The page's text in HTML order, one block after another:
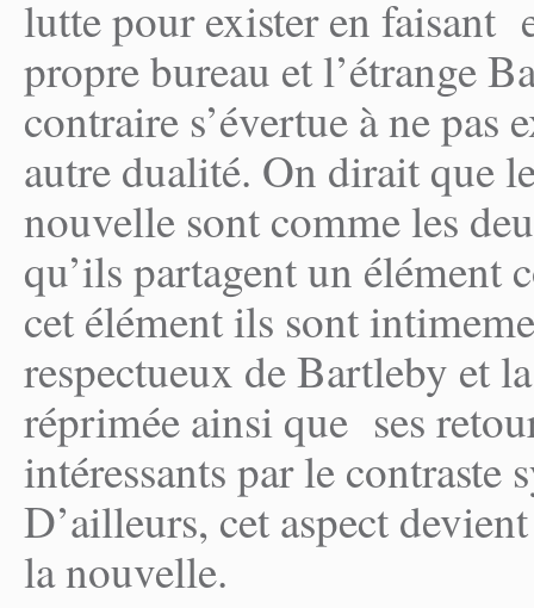
lutte pour exister en faisant
propre bureau et l’étrange
contraire s’évertue à ne pas
autre dualité. On dirait que
nouvelle sont comme les
qu’ils partagent un élément
cet élément ils sont
respectueux de Bartleby et
réprimée ainsi que ses
intéressants par le contraste
D’ailleurs, cet aspect
la nouvelle.